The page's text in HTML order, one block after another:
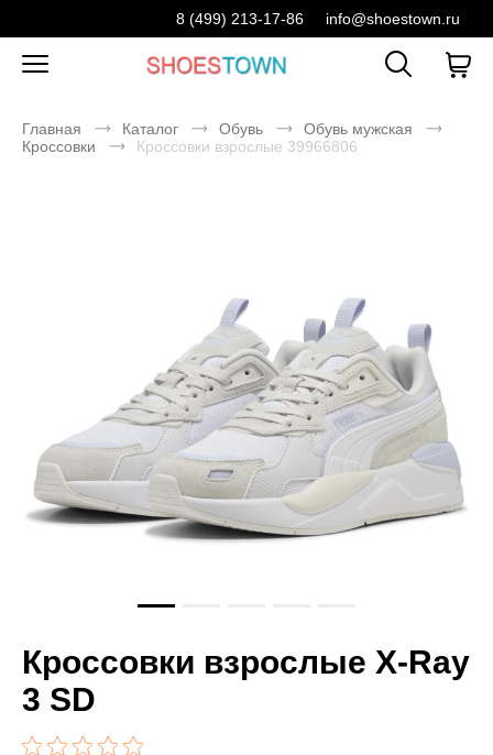
8 (499) 213-17-86 info@shoestown.ru
Главная Каталог Обувь
Обувь мужская
Кроссовки
Кроссовки взрослые 39966806
Кроссовки взрослые X-Ray
3 SD